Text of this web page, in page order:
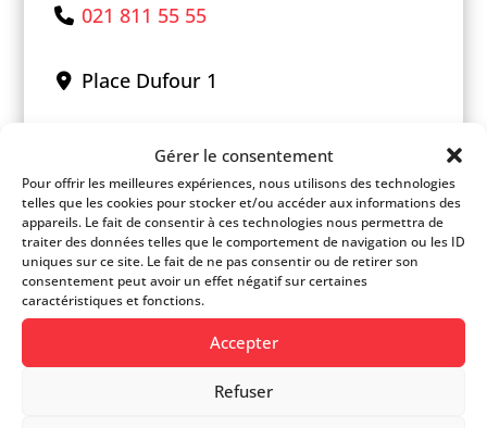
Gérer le consentement
Pour offrir les meilleures expériences, nous utilisons des technologies
telles que les cookies pour stocker et/ou accéder aux informations des
appareils. Le fait de consentir à ces technologies nous permettra de
traiter des données telles que le comportement de navigation ou les ID
uniques sur ce site. Le fait de ne pas consentir ou de retirer son
consentement peut avoir un effet négatif sur certaines
caractéristiques et fonctions.
Accepter
Refuser
021 811 55 55
Place Dufour 1
−